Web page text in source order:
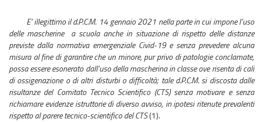
E’ illegittimo il d.P.C.M. 14 gennaio 2021 nella parte in cui impone l’uso
delle mascherine a scuola anche in situazione di rispetto delle distanze
previste dalla normativa emergenziale Civid-19 e senza prevedere alcuna
misura al fine di garantire che un minore, pur privo di patologie conclamate,
possa essere esonerato dall’uso della mascherina in classe ove risenta di cali
di ossigenazione o di altri disturbi o difficoltà; tale d.P.C.M. si discosta dalle
risultanze del Comitato Tecnico Scientifico (CTS) senza motivare e senza
richiamare evidenze istruttorie di diverso avviso, in ipotesi ritenute prevalenti
rispetto al parere tecnico-scientifico del CTS(1).